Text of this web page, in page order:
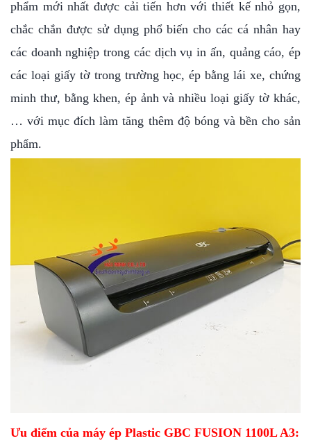
phẩm mới nhất được cải tiến hơn với thiết kế nhỏ gọn,
chắc chắn được sử dụng phổ biến cho các cá nhân hay
các doanh nghiệp trong các dịch vụ in ấn, quảng cáo, ép
các loại giấy tờ trong trường học, ép bằng lái xe, chứng
minh thư, bằng khen, ép ảnh và nhiều loại giấy tờ khác,
… với mục đích làm tăng thêm độ bóng và bền cho sản
phẩm.
Ưu điểm của máy ép Plastic GBC FUSION 1100L A3: